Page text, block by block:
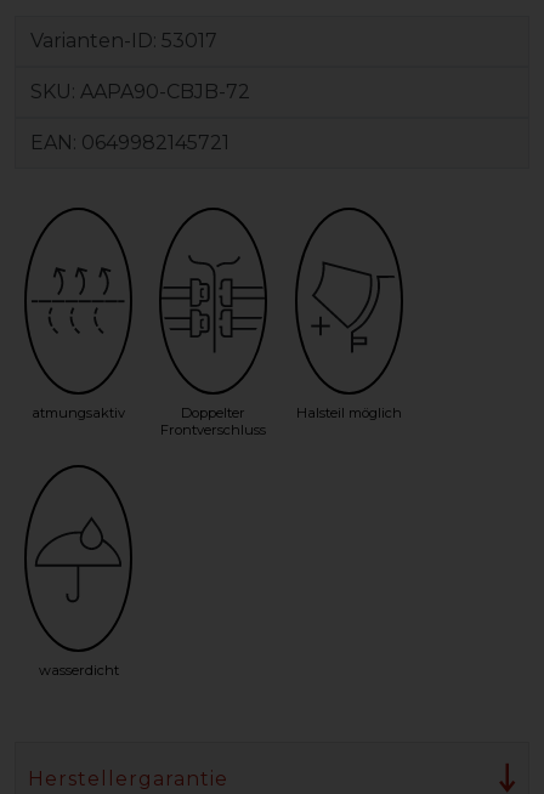
Varianten-ID: 53017
SKU: AAPA90-CBJB-72
EAN: 0649982145721
atmungsaktiv
Doppelter
Frontverschluss
Halsteil möglich
wasserdicht
Herstellergarantie